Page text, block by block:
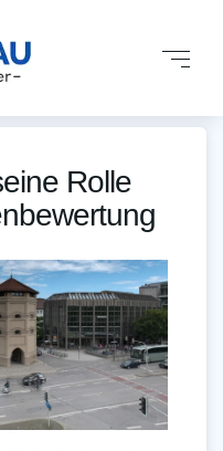
Rolle